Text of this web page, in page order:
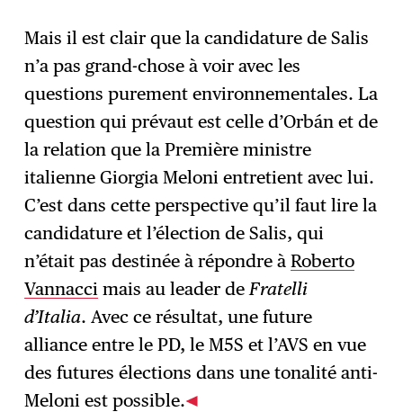
Mais il est clair que la candidature de Salis
n’a pas grand-chose à voir avec les
questions purement environnementales. La
question qui prévaut est celle d’Orbán et de
la relation que la Première ministre
italienne Giorgia Meloni entretient avec lui.
C’est dans cette perspective qu’il faut lire la
candidature et l’élection de Salis, qui
n’était pas destinée à répondre àRoberto
Vannacci mais au leader deFratelli
d’Italia. Avec ce résultat, une future
alliance entre le PD, le M5S et l’AVS en vue
des futures élections dans une tonalité anti-
Meloni est possible.